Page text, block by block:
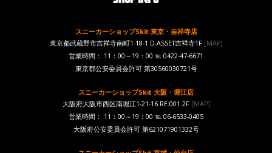
スニーカーショップSkit 東京・吉祥寺店
東京都武蔵野市吉祥寺南町1-18-1 D-ASSET吉祥寺1F [MAP]
営業時間： 11：00～19：00 ℡ 0422-47-6671
東京都公安委員会許可 第30560030721号
スニーカーショップSkit 大阪・堀江店
大阪府大阪市西区南堀江1-21-16 RE:001 2F[MAP]
営業時間： 11：00～19：00 ℡ 06-6533-0405
大阪府公安委員会許可 第621071901332号